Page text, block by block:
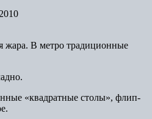
жара. В метро традиционные
«квадратные столы», флип-